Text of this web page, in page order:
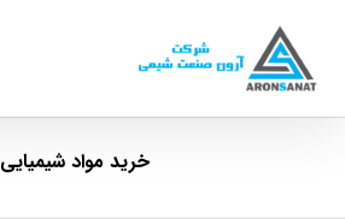
خرید مواد شیمیایی